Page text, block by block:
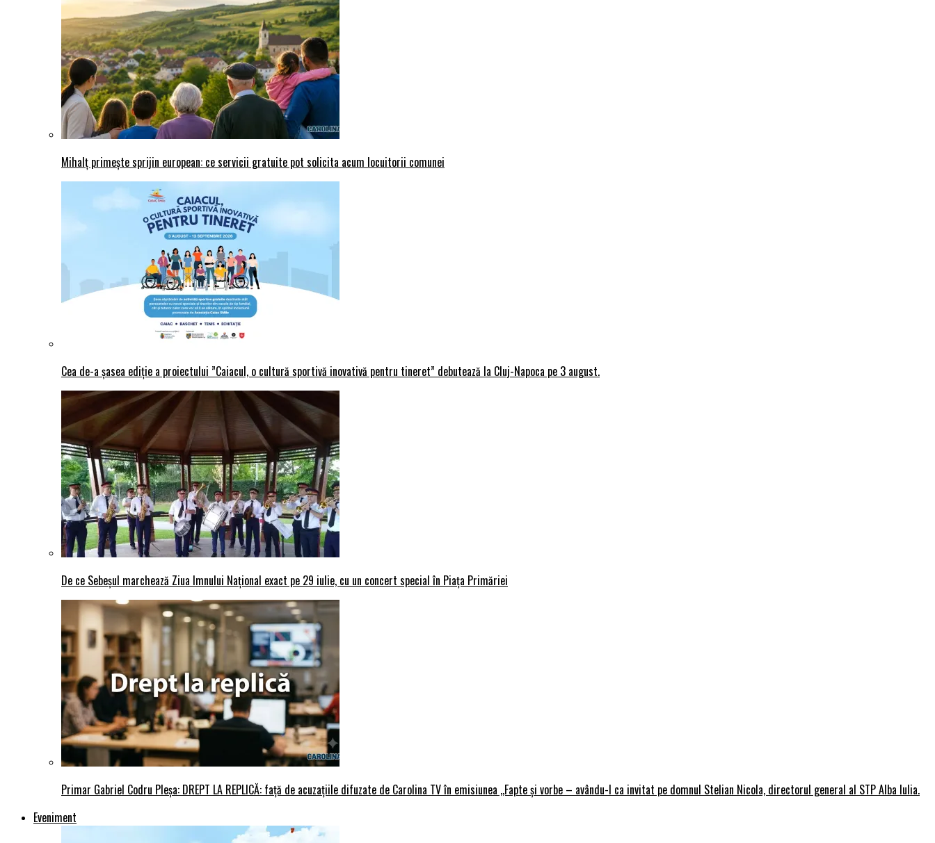
Mihalț primește sprijin european: ce servicii gratuite pot solicita acum locuitorii comunei
Cea de-a șasea ediție a proiectului ”Caiacul, o cultură sportivă inovativă pentru tineret” debutează la Cluj-Napoca pe 3 august.
De ce Sebeșul marchează Ziua Imnului Național exact pe 29 iulie, cu un concert special în Piața Primăriei
Primar Gabriel Codru Pleșa: DREPT LA REPLICĂ: față de acuzațiile difuzate de Carolina TV în emisiunea ,,Fapte și vorbe – avându-l ca invitat pe domnul Stelian Nicola, directorul general al STP Alba Iulia.
Eveniment